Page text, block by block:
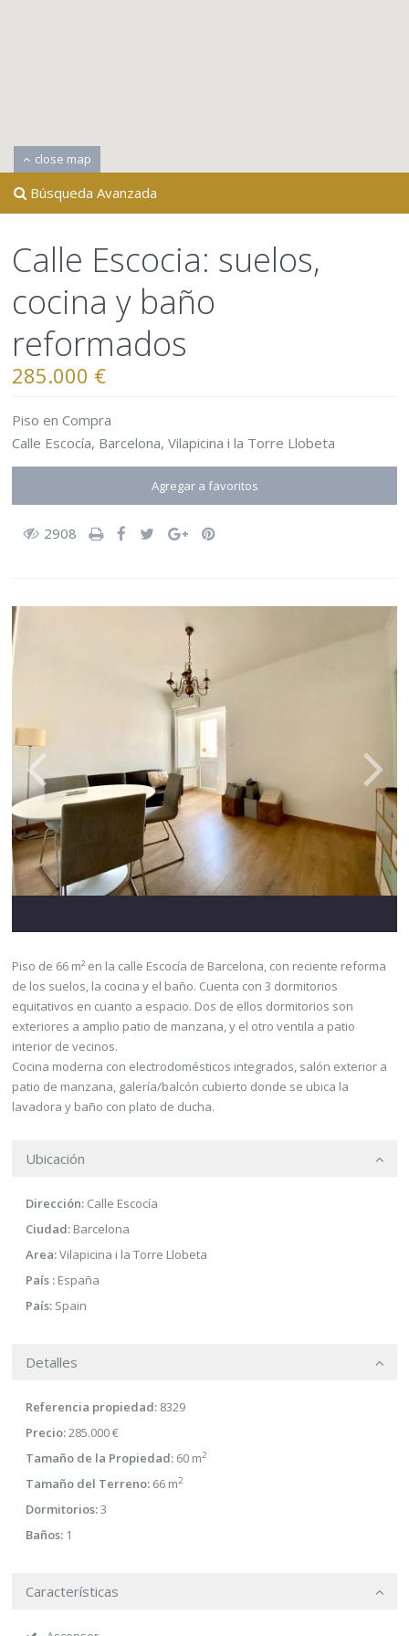
close map
Búsqueda Avanzada
Calle Escocia: suelos,
cocina y baño
reformados
285.000 €
Piso en Compra
Calle Escocía, Barcelona, Vilapicina i la Torre Llobeta
Agregar a favoritos
2908
Piso de 66 m² en la calle Escocía de Barcelona, con reciente reforma
de los suelos, la cocina y el baño. Cuenta con 3 dormitorios
equitativos en cuanto a espacio. Dos de ellos dormitorios son
exteriores a amplio patio de manzana, y el otro ventila a patio
interior de vecinos.
Cocina moderna con electrodomésticos integrados, salón exterior a
patio de manzana, galería/balcón cubierto donde se ubica la
lavadora y baño con plato de ducha.
Ubicación
Dirección: Calle Escocía
Ciudad: Barcelona
Area:Vilapicina i la Torre Llobeta
País : España
País: Spain
Detalles
Referencia propiedad: 8329
Precio:285.000 €
Tamaño de la Propiedad: 60 m2
Tamaño del Terreno: 66 m2
Dormitorios:3
Baños: 1
Características